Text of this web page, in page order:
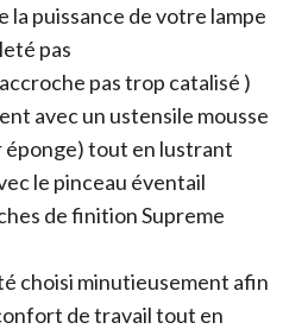
la puissance de votre lampe
pas
pas trop catalisé )
avec un ustensile mousse
éponge) tout en lustrant
le pinceau éventail
de finition Supreme
choisi minutieusement afin
de travail tout en